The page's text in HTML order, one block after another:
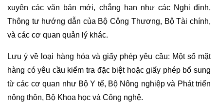
xuyên các văn bản mới, chẳng hạn như các Nghị định,
Thông tư hướng dẫn của Bộ Công Thương, Bộ Tài chính,
và các cơ quan quản lý khác.
Lưu ý về loại hàng hóa và giấy phép yêu cầu: Một số mặt
hàng có yêu cầu kiểm tra đặc biệt hoặc giấy phép bổ sung
từ các cơ quan như Bộ Y tế, Bộ Nông nghiệp và Phát triển
nông thôn, Bộ Khoa học và Công nghệ.